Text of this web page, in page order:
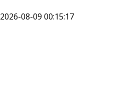
2026-08-09 00:15:17